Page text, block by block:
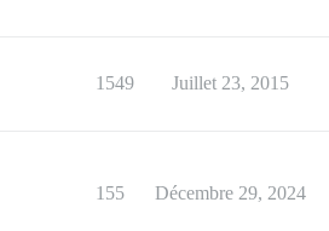
1549 Juillet 23, 2015
155 Décembre 29, 2024